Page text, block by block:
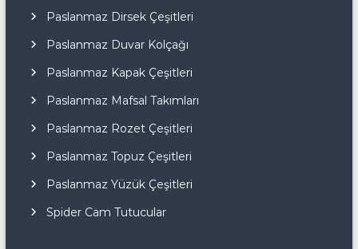
Paslanmaz Dirsek Çeşitleri
Paslanmaz Duvar Kolçağı
Paslanmaz Kapak Çeşitleri
Paslanmaz Mafsal Takımları
Paslanmaz Rozet Çeşitleri
Paslanmaz Topuz Çeşitleri
Paslanmaz Yüzük Çeşitleri
Spider Cam Tutucular